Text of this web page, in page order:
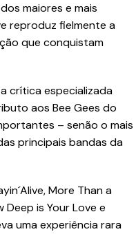
maiores e mais
reproduz fielmente a
que conquistam
crítica especializada
aos Bee Gees do
– senão o mais
principais bandas da
More Than a
Deep is Your Love e
uma experiência rara